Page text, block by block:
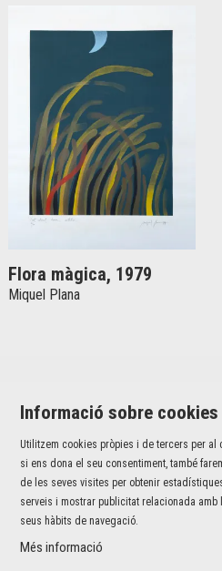
Flora màgica, 1979
Miquel Plana
Jaume I, 42 baixos
T 972 226 527 |
Sitemap | Avís Legal
Informació sobre cookies
Utilitzem cookies pròpies i de tercers per al
si ens dona el seu consentiment, també
de les seves visites per obtenir
serveis i mostrar publicitat relacionada
seus hàbits de navegació.
Més informació